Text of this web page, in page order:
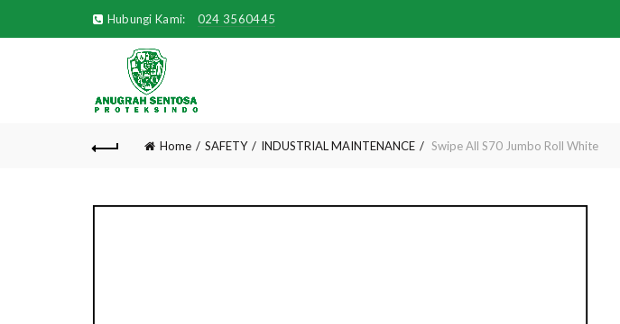
Hubungi Kami: 024 3560445
Home SAFETY INDUSTRIAL MAINTENANCE Swipe All S70 Jumbo Roll White